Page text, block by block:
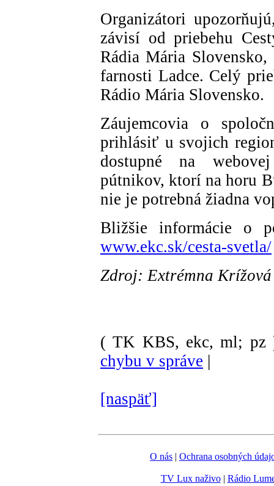
Organizátori
závisí od priebehu
Rádia Mária
farnosti Ladce. Celý
Rádio Mária Slovensko.
Záujemcovia o
prihlásiť u svojich
dostupné na
pútnikov, ktorí na horu
nie je potrebná žiadna
Bližšie informácie o
www.ekc.sk/cesta-svetla/
Zdroj: Extrémna Krížová
( TK KBS, ekc, ml; pz
chybu v správe |
[naspäť]
O nás | Ochrana osobných
TV Lux naživo| Rádio